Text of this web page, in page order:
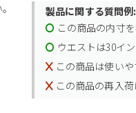
製品に関する質問例:
この商品の内寸
ウエストは30イ
この商品は使い
この商品の再入